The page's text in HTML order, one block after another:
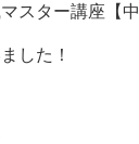
スター講座【
した！